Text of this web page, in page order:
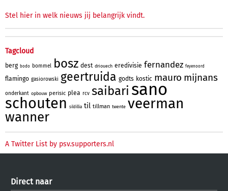
Stel hier in welk nieuws jij belangrijk vindt.
Tagcloud
berg bodo bommel bosz dest driouech eredivisie fernandez feyenoord
flamingo gasiorowski geertruida godts kostic mauro mijnans
onderkant opbouw perisic plea rcv saibari sano
schouten sildillia til tillman twente veerman
wanner
A Twitter List by psv.supporters.nl
Direct naar